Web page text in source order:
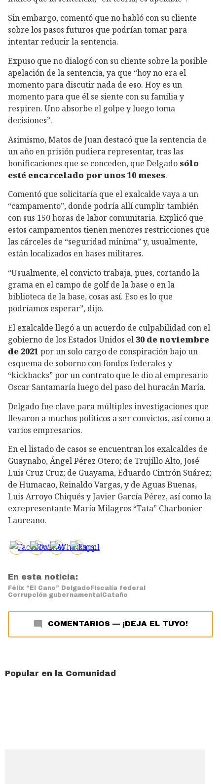
Sin embargo, comentó que no habló con su cliente
sobre los pasos futuros que podrían tomar para
intentar reducir la sentencia.
Expuso que no dialogó con su cliente sobre la posible
apelación de la sentencia, ya que “hoy no era el
momento para discutir nada de eso. Hoy es un
momento para que él se siente con su familia y
respiren. Uno absorbe el golpe y luego toma
decisiones”.
Asimismo, Matos de Juan destacó que la sentencia de
un año en prisión pudiera representar, tras las
bonificaciones que se conceden, que Delgado sólo
esté encarcelado por unos 10 meses.
Comentó que solicitaría que el exalcalde vaya a un
“campamento”, donde podría allí cumplir también
con sus 150 horas de labor comunitaria. Explicó que
estos campamentos tienen menores restricciones que
las cárceles de “seguridad mínima” y, usualmente,
están localizados en bases militares.
“Usualmente, el convicto trabaja, pues, cortando la
grama en el campo de golf de la base o en la
biblioteca de la base, cosas así. Eso es lo que
podríamos esperar”, dijo.
El exalcalde llegó a un acuerdo de culpabilidad con el
gobierno de los Estados Unidos el 30 de noviembre
de 2021 por un solo cargo de conspiración bajo un
esquema de soborno con fondos federales y
“kickbacks” por un contrato que le dio al empresario
Oscar Santamaría luego del paso del huracán María.
Delgado fue clave para múltiples investigaciones que
llevaron a muchos políticos a ser convictos, así como a
varios empresarios.
En el listado de casos se encuentran los exalcaldes de
Guaynabo, Ángel Pérez Otero; de Trujillo Alto, José
Luis Cruz Cruz; de Guayama, Eduardo Cintrón Suárez;
de Humacao, Reinaldo Vargas, y de Aguas Buenas,
Luis Arroyo Chiqués y Javier García Pérez, así como la
exrepresentante María Milagros “Tata” Charbonier
Laureano.
En esta noticia:
Félix “El Cano” Delgado Fiscalía federal
Corrupción gubernamental Cataño
COMENTARIOS — ¡DEJA EL TUYO!
Popular en la Comunidad